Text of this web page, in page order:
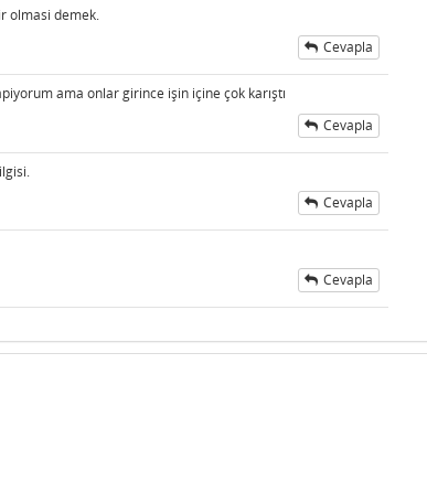
olmasi demek.
Cevapla
ama onlar girince işin içine çok karıştı
Cevapla
Cevapla
Cevapla